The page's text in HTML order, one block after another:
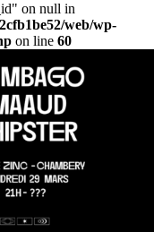
on null in
web/wp-
on line 60